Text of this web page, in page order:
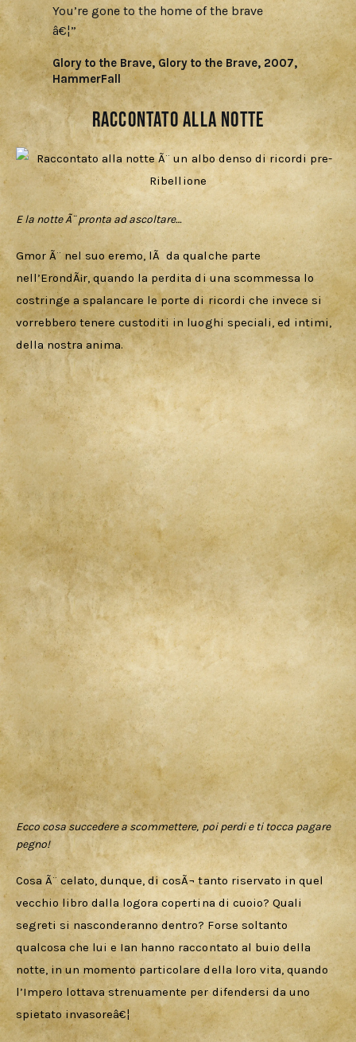
You’re gone to the home of the brave
â€¦”
Glory to the Brave, Glory to the Brave, 2007,
HammerFall
Raccontato alla notte
E la notte Ã¨ pronta ad ascoltare…
Gmor Ã¨ nel suo eremo, lÃ  da qualche parte
nell’ErondÃ¡r, quando la perdita di una scommessa lo
costringe a spalancare le porte di ricordi che invece si
vorrebbero tenere custoditi in luoghi speciali, ed intimi,
della nostra anima.
Ecco cosa succedere a scommettere, poi perdi e ti tocca pagare
pegno!
Cosa Ã¨ celato, dunque, di cosÃ¬ tanto riservato in quel
vecchio libro dalla logora copertina di cuoio? Quali
segreti si nasconderanno dentro? Forse soltanto
qualcosa che lui e Ian hanno raccontato al buio della
notte, in un momento particolare della loro vita, quando
l’Impero lottava strenuamente per difendersi da uno
spietato invasoreâ€¦